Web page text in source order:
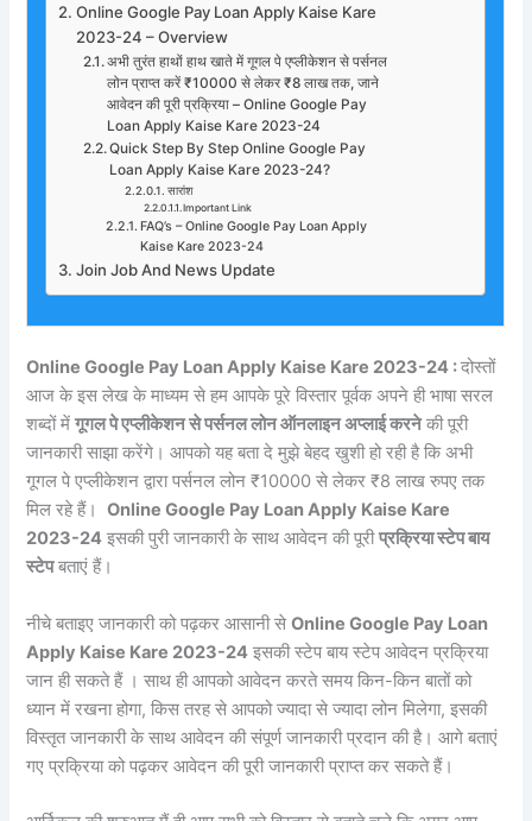
Online Google Pay Loan Apply Kaise Kare
2023-24 – Overview
अभी तुरंत हाथों हाथ खाते में गूगल पे एप्लीकेशन से पर्सनल
लोन प्राप्त करें ₹10000 से लेकर ₹8 लाख तक, जाने
आवेदन की पूरी प्रक्रिया – Online Google Pay
Loan Apply Kaise Kare 2023-24
Quick Step By Step Online Google Pay
Loan Apply Kaise Kare 2023-24?
सारांश
Important Link
FAQ’s – Online Google Pay Loan Apply
Kaise Kare 2023-24
Join Job And News Update
Online Google Pay Loan Apply Kaise Kare 2023-24 :दोस्तों
आज के इस लेख के माध्यम से हम आपके पूरे विस्तार पूर्वक अपने ही भाषा सरल
शब्दों मेंगूगल पे एप्लीकेशन से पर्सनल लोन ऑनलाइन अप्लाई करनेकी पूरी
जानकारी साझा करेंगे। आपको यह बता दे मुझे बेहद खुशी हो रही है कि अभी
गूगल पे एप्लीकेशन द्वारा पर्सनल लोन ₹10000 से लेकर ₹8 लाख रुपए तक
मिल रहे हैं।Online Google Pay Loan Apply Kaise Kare
2023-24 इसकी पुरी जानकारी के साथ आवेदन की पूरीप्रक्रिया स्टेप बाय
स्टेपबताएं हैं।
नीचे बताइए जानकारी को पढ़कर आसानी सेOnline Google Pay Loan
Apply Kaise Kare 2023-24 इसकी स्टेप बाय स्टेप आवेदन प्रक्रिया
जान ही सकते हैं । साथ ही आपको आवेदन करते समय किन-किन बातों को
ध्यान में रखना होगा, किस तरह से आपको ज्यादा से ज्यादा लोन मिलेगा, इसकी
विस्तृत जानकारी के साथ आवेदन की संपूर्ण जानकारी प्रदान की है। आगे बताएं
गए प्रक्रिया को पढ़कर आवेदन की पूरी जानकारी प्राप्त कर सकते हैं।